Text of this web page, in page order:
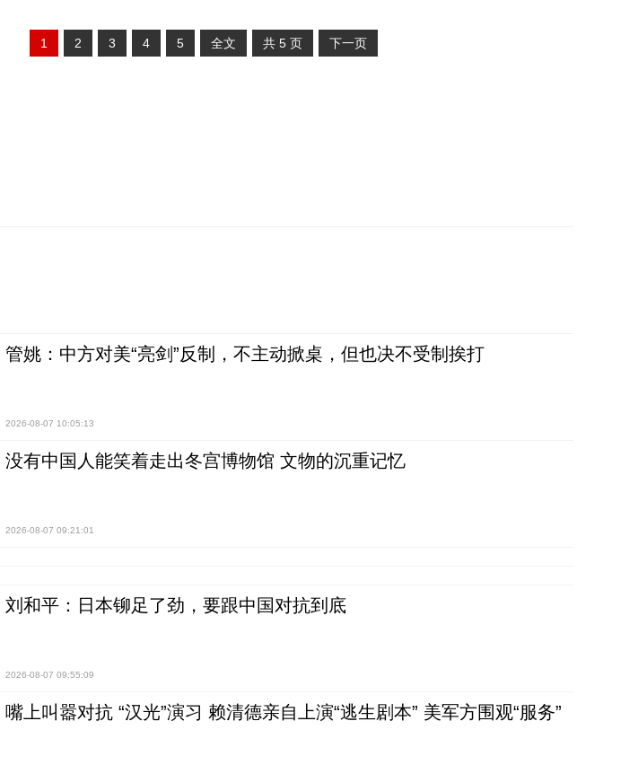
1 2 3 4 5 全文 共 5 页 下一页
管姚：中方对美“亮剑”反制，不主动掀桌，但也决不受制挨打
2026-08-07 10:05:13
没有中国人能笑着走出冬宫博物馆 文物的沉重记忆
2026-08-07 09:21:01
刘和平：日本铆足了劲，要跟中国对抗到底
2026-08-07 09:55:09
嘴上叫嚣对抗 “汉光”演习 赖清德亲自上演“逃生剧本” 美军方围观“服务”